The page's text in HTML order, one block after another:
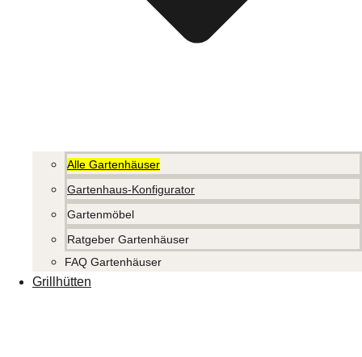
Alle Gartenhäuser
Gartenhaus-Konfigurator
Gartenmöbel
Ratgeber Gartenhäuser
FAQ Gartenhäuser
Grillhütten